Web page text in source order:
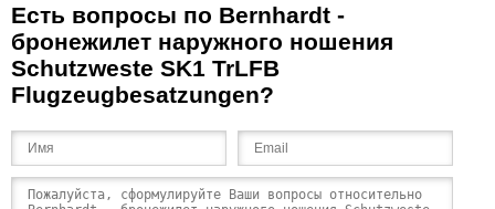
Есть вопросы по Bernhardt -
бронежилет наружного ношения
Schutzweste SK1 TrLFB
Flugzeugbesatzungen?